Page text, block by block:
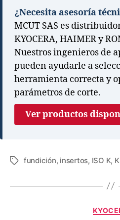
¿Necesita asesoría
MCUT SAS es
KYOCERA, HAIMER y
Nuestros ingenieros de
pueden ayudarle a
herramienta correcta y
parámetros de corte.
Ver productos
fundición, insertos, ISO K,